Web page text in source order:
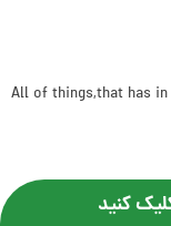
All of things,that has
کنید